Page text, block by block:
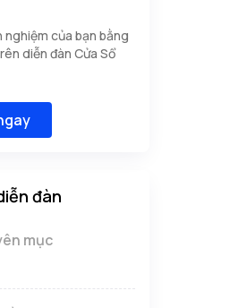
của bạn bằng
diễn đàn Cửa Sổ
đàn
mục